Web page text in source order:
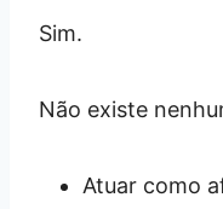
Sim.
Não existe
Atuar como